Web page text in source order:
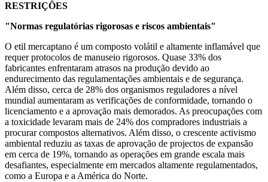
RESTRIÇÕES
"Normas regulatórias rigorosas e riscos ambientais"
O etil mercaptano é um composto volátil e altamente inflamável que
requer protocolos de manuseio rigorosos. Quase 33% dos
fabricantes enfrentaram atrasos na produção devido ao
endurecimento das regulamentações ambientais e de segurança.
Além disso, cerca de 28% dos organismos reguladores a nível
mundial aumentaram as verificações de conformidade, tornando o
licenciamento e a aprovação mais demorados. As preocupações com
a toxicidade levaram mais de 24% dos compradores industriais a
procurar compostos alternativos. Além disso, o crescente activismo
ambiental reduziu as taxas de aprovação de projectos de expansão
em cerca de 19%, tornando as operações em grande escala mais
desafiantes, especialmente em mercados altamente regulamentados,
como a Europa e a América do Norte.